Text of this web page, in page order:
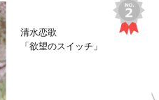
清水恋歌
「欲望のスイッチ」